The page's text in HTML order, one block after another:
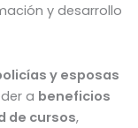
y desarrollo
y esposas
a beneficios
de cursos,